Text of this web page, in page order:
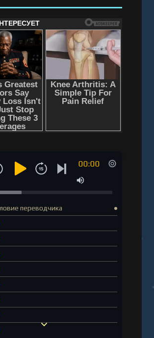
"Дневник освобождения
- Чон Чиа" онлайн бесплатно без
- полная версия
00:00
переводчика